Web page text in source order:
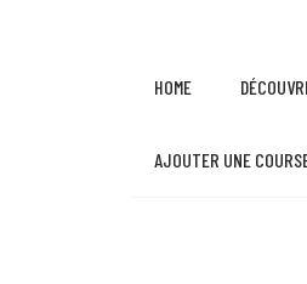
HOME
AJOUTER UNE